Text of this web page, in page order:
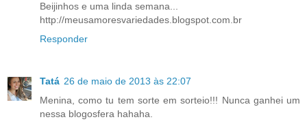
Beijinhos e uma linda semana...
http://meusamoresvariedades.blogspot.com.br
Responder
Tatá 26 de maio de 2013 às 22:07
Menina, como tu tem sorte em sorteio!!! Nunca ganhei um
nessa blogosfera hahaha.